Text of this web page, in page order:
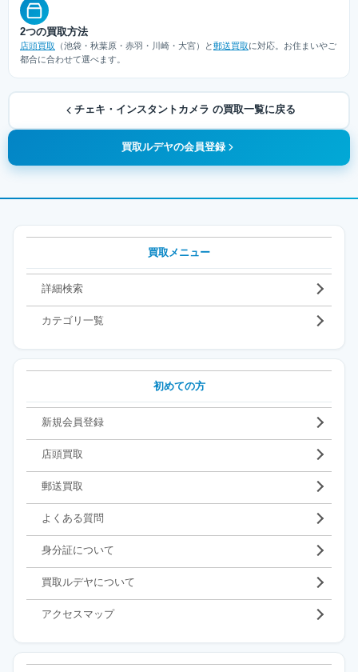
2つの買取方法
店頭買取 （池袋・秋葉原・赤羽・川崎・大宮）と郵送買取に対応。お住まいやご
都合に合わせて選べます。
チェキ・インスタントカメラ の買取一覧に戻る
買取ルデヤの会員登録
買取メニュー
詳細検索
カテゴリ一覧
初めての方
新規会員登録
店頭買取
郵送買取
よくある質問
身分証について
買取ルデヤについて
アクセスマップ